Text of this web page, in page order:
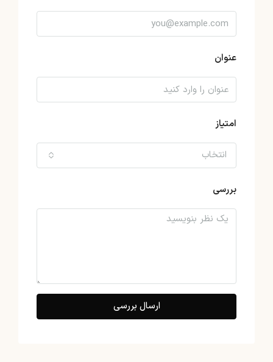
عنوان
امتیاز
انتخاب
بررسی
ارسال بررسی